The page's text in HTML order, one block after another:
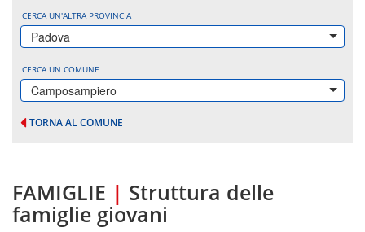
CERCA UN'ALTRA PROVINCIA
Padova
CERCA UN COMUNE
Camposampiero
TORNA AL COMUNE
FAMIGLIE | Struttura delle
famiglie giovani